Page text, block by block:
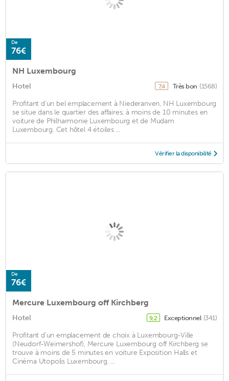
De
76€
NH Luxembourg
Hotel 7,4 Très bon (1568)
Profitant d'un bel emplacement à Niederanven, NH Luxembourg
se situe dans le quartier des affaires, à moins de 10 minutes en
voiture de Philharmonie Luxembourg et de Mudam
Luxembourg. Cet hôtel 4 étoiles ...
Vérifier la disponibilité
De
76€
Mercure Luxembourg off Kirchberg
Hotel 9,2 Exceptionnel (341)
Profitant d'un emplacement de choix à Luxembourg-Ville
(Neudorf-Weimershof), Mercure Luxembourg off Kirchberg se
trouve à moins de 5 minutes en voiture Exposition Halls et
Cinéma Utopolis Luxembourg. ...